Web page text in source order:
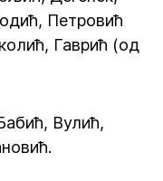
Петровић
Гаврић (од
Вулић,